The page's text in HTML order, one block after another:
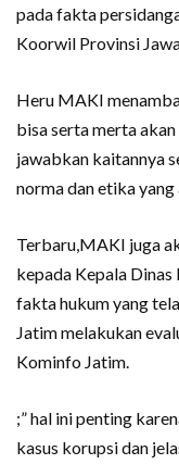
pada fakta
Koorwil Provinsi
Heru MAKI
bisa serta merta
jawabkan kaitannya
norma dan etika yang
Terbaru,MAKI juga
kepada Kepala
fakta hukum yang
Jatim melakukan
Kominfo Jatim.
;” hal ini penting
kasus korupsi dan